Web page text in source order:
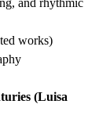
and rhythmic
works)
(Luisa